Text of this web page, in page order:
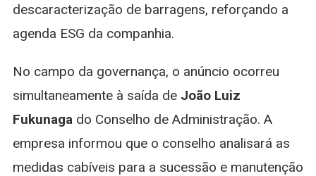
descaracterização de barragens, reforçando a
agenda ESG da companhia.
No campo da governança, o anúncio ocorreu
simultaneamente à saída de João Luiz
Fukunaga do Conselho de Administração. A
empresa informou que o conselho analisará as
medidas cabíveis para a sucessão e manutenção